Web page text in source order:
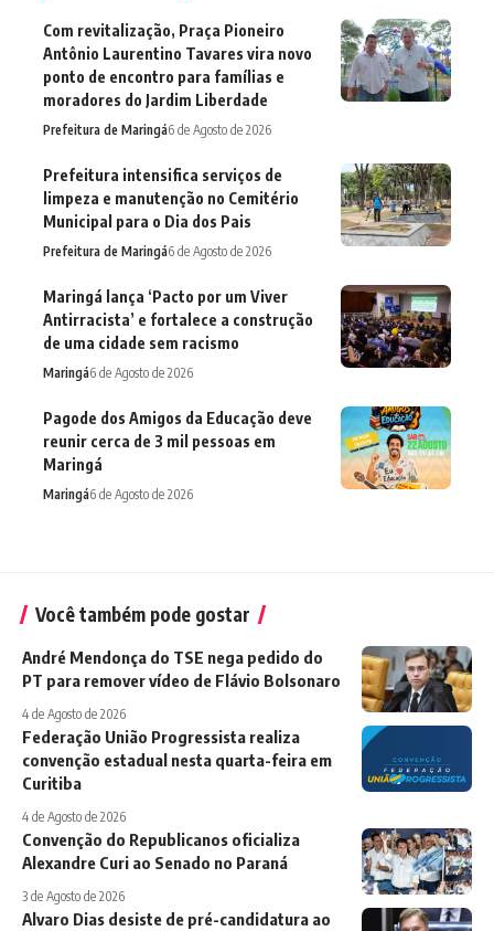
Com revitalização, Praça Pioneiro
Antônio Laurentino Tavares vira novo
ponto de encontro para famílias e
moradores do Jardim Liberdade
Prefeitura de Maringá6 de Agosto de 2026
Prefeitura intensifica serviços de
limpeza e manutenção no Cemitério
Municipal para o Dia dos Pais
Prefeitura de Maringá6 de Agosto de 2026
Maringá lança ‘Pacto por um Viver
Antirracista’ e fortalece a construção
de uma cidade sem racismo
Maringá6 de Agosto de 2026
Pagode dos Amigos da Educação deve
reunir cerca de 3 mil pessoas em
Maringá
Maringá6 de Agosto de 2026
Você também pode gostar
André Mendonça do TSE nega pedido do
PT para remover vídeo de Flávio Bolsonaro
4 de Agosto de 2026
Federação União Progressista realiza
convenção estadual nesta quarta-feira em
Curitiba
4 de Agosto de 2026
Convenção do Republicanos oficializa
Alexandre Curi ao Senado no Paraná
3 de Agosto de 2026
Alvaro Dias desiste de pré-candidatura ao